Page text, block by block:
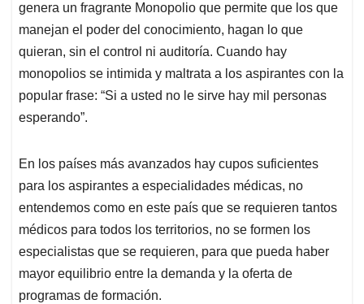
genera un fragrante Monopolio que permite que los que
manejan el poder del conocimiento, hagan lo que
quieran, sin el control ni auditoría. Cuando hay
monopolios se intimida y maltrata a los aspirantes con la
popular frase: “Si a usted no le sirve hay mil personas
esperando”.
En los países más avanzados hay cupos suficientes
para los aspirantes a especialidades médicas, no
entendemos como en este país que se requieren tantos
médicos para todos los territorios, no se formen los
especialistas que se requieren, para que pueda haber
mayor equilibrio entre la demanda y la oferta de
programas de formación.